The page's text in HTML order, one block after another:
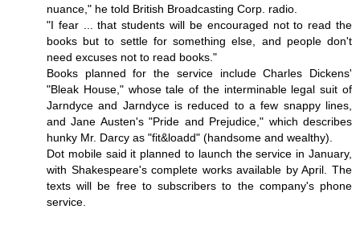
nuance," he told British Broadcasting Corp. radio.
"I fear ... that students will be encouraged not to read the
books but to settle for something else, and people don't
need excuses not to read books."
Books planned for the service include Charles Dickens'
"Bleak House," whose tale of the interminable legal suit of
Jarndyce and Jarndyce is reduced to a few snappy lines,
and Jane Austen's "Pride and Prejudice," which describes
hunky Mr. Darcy as "fit&loadd" (handsome and wealthy).
Dot mobile said it planned to launch the service in January,
with Shakespeare's complete works available by April. The
texts will be free to subscribers to the company's phone
service.